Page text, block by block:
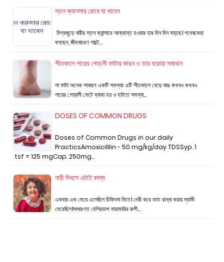
স্তন ক্যানসার রোধে যা খাবেন
বিশ্বজুড়ে নারীর স্তন ক্যান্সারে আক্রান্ত হওয়ার হার দিন দিন বাড়ছে। গবেষকেরা
বলছেন, জীবনাচরণ পাল্টে…
শীতকালে পায়ের গোড়লী ফাটার কারন ও তার ঘরোয়া সমাধান
পা ফাটা অনেক সাধারণ একটি সমস্যা৷ এটি শীতকালে বেড়ে যায়৷ কখনও কখনও
পায়ের গোড়ালী ফেটে ব্যাথা হয় ও হাটতে সমস্যা…
DOSES OF COMMON DRUGS
Doses of Common Drugs in our daily
PracticsAmoxicilllin - 50 mg/kg/day TDSSyp. 1
tsf = 125 mgCap. 250mg…
নারী দিবসে এটাই কাম্য
একবার এক মেয়ে এসেছিল চিকিৎসা নিতে। দেরী করে ভাত রান্না করায় স্বামী
মেরেছিল।সাধারণত বেশিরভাগ মারামারির রুগী…